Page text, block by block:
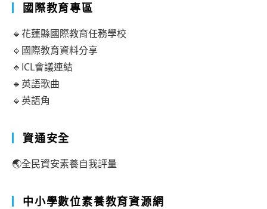
國際教育專區
🔹花蓮縣國際教育任務學校
🔹國際教育資料分享
🔹ICL會議連結
🔹英語歌曲
🔹英語角
資通安全
🌏全民資安素養自我評量
中小學數位素養教育資源網